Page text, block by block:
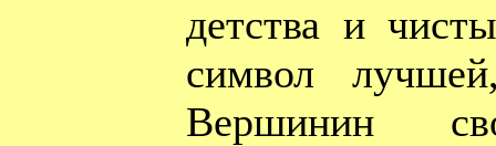
детства и
символ
Вершинин